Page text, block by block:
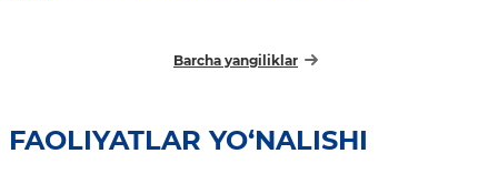
Barcha yangiliklar
FAOLIYATLAR YO‘NALISHI